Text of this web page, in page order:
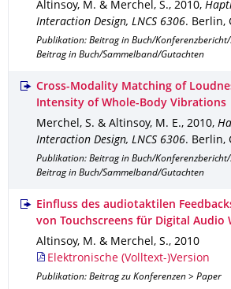
Altinsoy, M. & Merchel, S., 2010,
Interaction Design, LNCS 6306. Berlin,
Publikation: Beitrag in Buch/
Beitrag in Buch/Sammelband/Gutachten
Cross-Modality Matching of
Intensity of Whole-Body Vibrations
Merchel, S. & Altinsoy, M. E., 2010,
Interaction Design, LNCS 6306. Berlin,
Publikation: Beitrag in Buch/
Beitrag in Buch/Sammelband/Gutachten
Einfluss des audiotaktilen
von Touchscreens für Digital Audio
Altinsoy, M. & Merchel, S., 2010
Elektronische (Volltext-)Version
Publikation: Beitrag zu Konferenzen > Paper